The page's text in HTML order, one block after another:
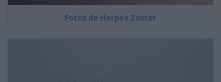
Fotos de Herpes Zóster